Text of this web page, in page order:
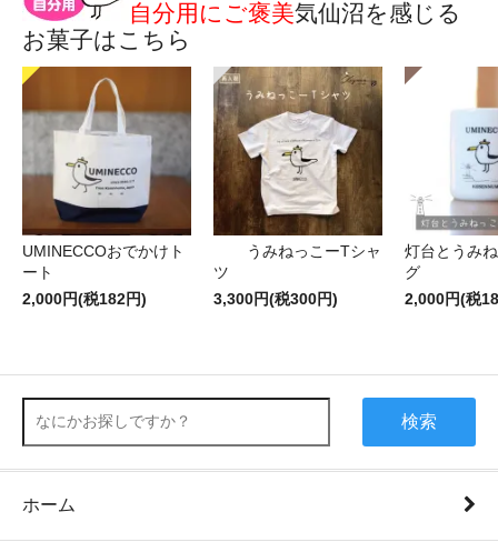
自分用にご褒美気仙沼を感じる
お菓子はこちら
UMINECCOおでかけト
ート
2,000円(税182円)
うみねっこーTシャ
ツ
3,300円(税300円)
灯台とうみ
グ
2,000円(税
検索
ホーム